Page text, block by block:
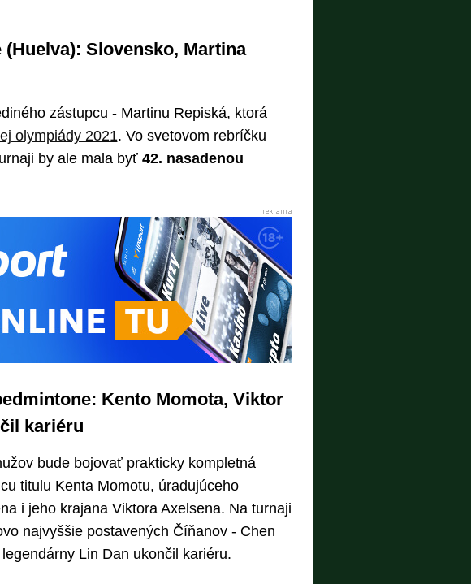
Slovensko, Martina
zástupcu - Martinu Repiská, ktorá
olympiády 2021. Vo svetovom rebríčku
by ale mala byť 42. nasadenou
Kento Momota, Viktor
kariéru
bude bojovať prakticky kompletná
titulu Kenta Momotu, úradujúceho
i jeho krajana Viktora Axelsena. Na turnaji
najvyššie postavených Číňanov - Chen
Lin Dan ukončil kariéru.